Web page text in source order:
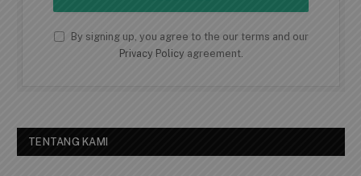
By signing up, you agree to the our terms and our
Privacy Policy agreement.
TENTANG KAMI